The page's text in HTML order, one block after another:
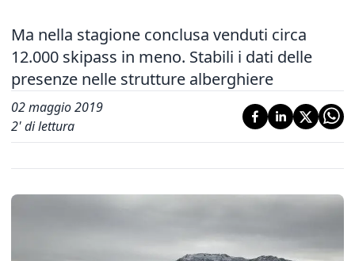
Ma nella stagione conclusa venduti circa
12.000 skipass in meno. Stabili i dati delle
presenze nelle strutture alberghiere
02 maggio 2019
2' di lettura